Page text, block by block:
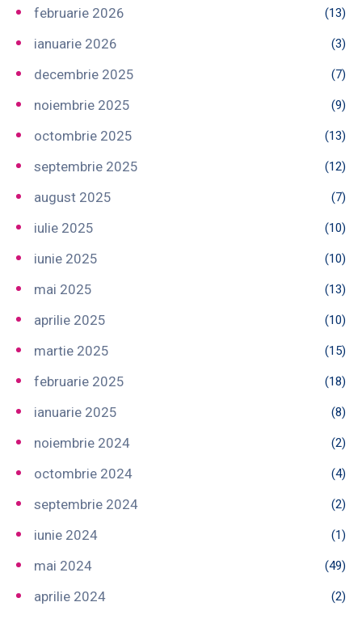
februarie 2026 (13)
ianuarie 2026 (3)
decembrie 2025 (7)
noiembrie 2025 (9)
octombrie 2025 (13)
septembrie 2025 (12)
august 2025 (7)
iulie 2025 (10)
iunie 2025 (10)
mai 2025 (13)
aprilie 2025 (10)
martie 2025 (15)
februarie 2025 (18)
ianuarie 2025 (8)
noiembrie 2024 (2)
octombrie 2024 (4)
septembrie 2024 (2)
iunie 2024 (1)
mai 2024 (49)
aprilie 2024 (2)